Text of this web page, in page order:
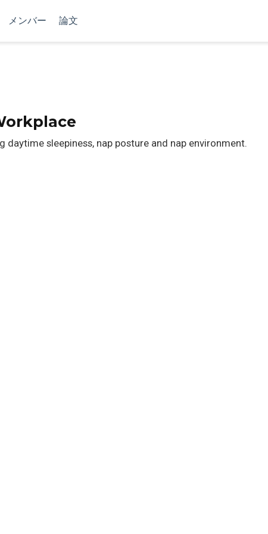
メンバー 論文
daytime sleepiness, nap posture and nap environment.